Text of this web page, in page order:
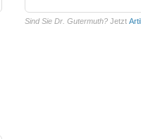
Sind Sie Dr. Gutermuth? Jetzt